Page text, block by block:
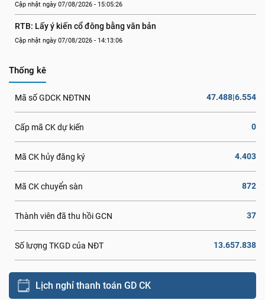
Cập nhật ngày 07/08/2026 - 15:05:26
RTB: Lấy ý kiến cổ đông bằng văn bản
Cập nhật ngày 07/08/2026 - 14:13:06
Thống kê
Mã số GDCK NĐTNN 47.488|6.554
Cấp mã CK dự kiến 0
Mã CK hủy đăng ký 4.403
Mã CK chuyển sàn 872
Thành viên đã thu hồi GCN 37
Số lượng TKGD của NĐT 13.657.838
Lịch nghỉ thanh toán GD CK